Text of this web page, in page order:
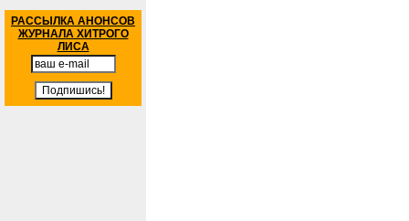
РАССЫЛКА АНОНСОВ
ЖУРНАЛА ХИТРОГО
ЛИСА